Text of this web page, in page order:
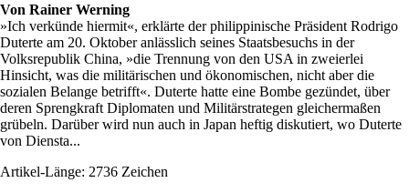
Von Rainer Werning
»Ich verkünde hiermit«, erklärte der philippinische Präsident Rodrigo
Duterte am 20. Oktober anlässlich seines Staatsbesuchs in der
Volksrepublik China, »die Trennung von den USA in zweierlei
Hinsicht, was die militärischen und ökonomischen, nicht aber die
sozialen Belange betrifft«. Duterte hatte eine Bombe gezündet, über
deren Sprengkraft Diplomaten und Militärstrategen gleichermaßen
grübeln. Darüber wird nun auch in Japan heftig diskutiert, wo Duterte
von Diensta...
Artikel-Länge: 2736 Zeichen